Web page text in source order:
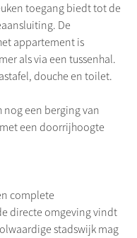
toegang biedt tot de
De
appartement is
als via een tussenhal.
douche en toilet.
nog een berging van
een doorrijhoogte
complete
directe omgeving vindt
stadswijk mag